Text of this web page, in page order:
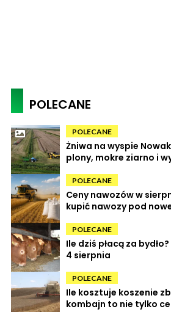
POLECANE
POLECANE
Żniwa na wyspie
plony, mokre ziarno i
POLECANE
Ceny nawozów w
kupić nawozy pod
POLECANE
Ile dziś płacą za
4 sierpnia
POLECANE
Ile kosztuje koszenie
kombajn to nie tylko